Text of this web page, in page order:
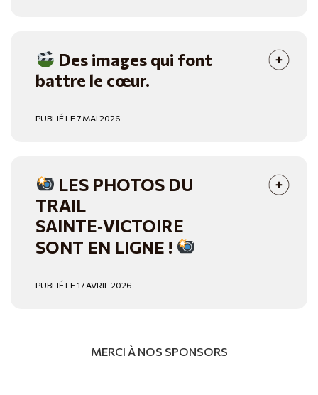
Des images qui font
battre le cœur.
PUBLIÉ LE 7 MAI 2026
LES PHOTOS DU
TRAIL
SAINTE‑VICTOIRE
SONT EN LIGNE !
PUBLIÉ LE 17 AVRIL 2026
MERCI À NOS SPONSORS